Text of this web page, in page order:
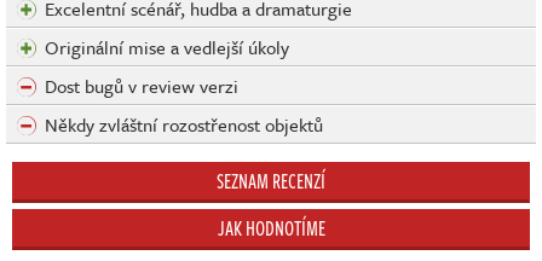
Excelentní scénář, hudba a dramaturgie
Originální mise a vedlejší úkoly
Dost bugů v review verzi
Někdy zvláštní rozostřenost objektů
SEZNAM RECENZÍ
JAK HODNOTÍME